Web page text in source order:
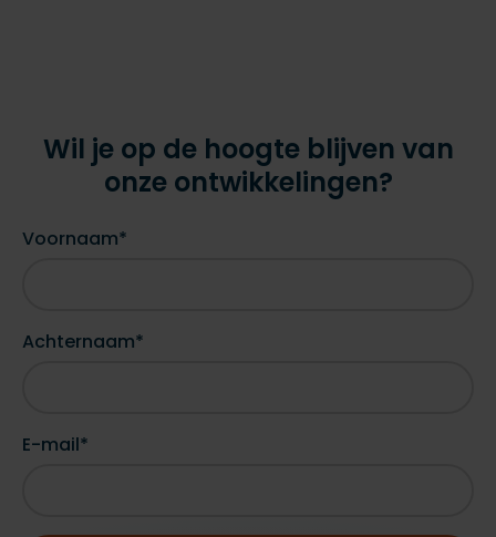
Wil je op de hoogte blijven van
onze ontwikkelingen?
Voornaam*
Achternaam*
E-mail*